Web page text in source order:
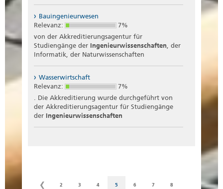
Bauingenieurwesen
Relevanz:
7%
von der Akkreditierungsagentur für
Studiengänge der Ingenieurwissenschaften, der
Informatik, der Naturwissenschaften
Wasserwirtschaft
Relevanz:
7%
. Die Akkreditierung wurde durchgeführt von
der Akkreditierungsagentur für Studiengänge
der Ingenieurwissenschaften
2 3 4 5 6 7 8